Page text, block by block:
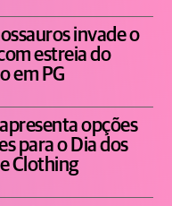
invade o
estreia do
em PG
opções
para o Dia dos
Clothing